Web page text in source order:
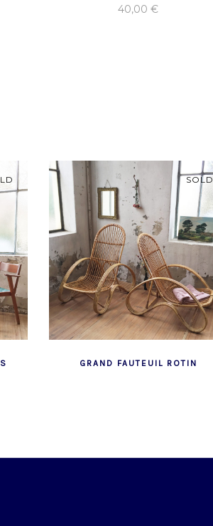
40,00€
SOLD
GRAND FAUTEUIL ROTIN